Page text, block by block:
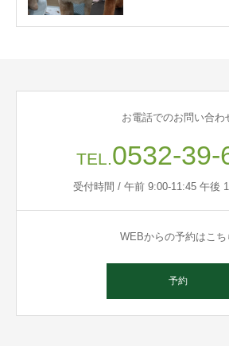
お電話でのお問い合わ
TEL.0532-39-
受付時間 / 午前 9:00-11:45 午後
WEBからの予約はこち
予約